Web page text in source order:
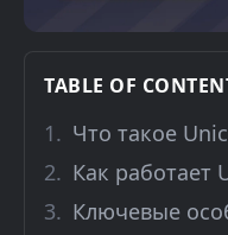
TABLE OF
Что такое
Как работает
Ключевые